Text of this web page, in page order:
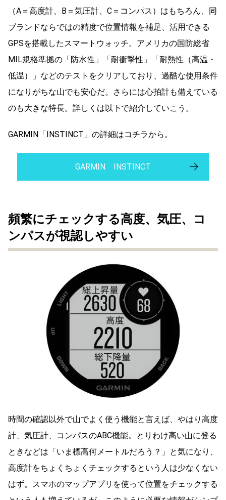
（A＝高度計、B＝気圧計、C＝コンパス）はもちろん、同
ブランドならではの精度で位置情報を補足、活用できる
GPSを搭載したスマートウォッチ。アメリカの国防総省
MIL規格準拠の「防水性」「耐衝撃性」「耐熱性（高温・
低温）」などのテストをクリアしており、過酷な使用条件
になりがちな山でも安心だ。さらには心拍計も備えている
のも大きな特長。詳しくは以下で紹介していこう。
GARMIN「INSTINCT」の詳細はコチラから。
GARMIN INSTINCT
頻繁にチェックする高度、気圧、コ
ンパスが視認しやすい
時間の確認以外で山でよく使う機能と言えば、やはり高度
計、気圧計、コンパスのABC機能。とりわけ高い山に登る
ときなどは「いま標高何メートルだろう？」と気になり、
高度計をちょくちょくチェックするという人は少なくない
はず。スマホのマップアプリを使って位置をチェックする